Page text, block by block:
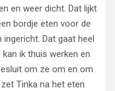
en weer dicht. Dat lijkt
bordje eten voor de
Dat gaat heel
ik thuis werken en
om ze om en om
Tinka na het eten